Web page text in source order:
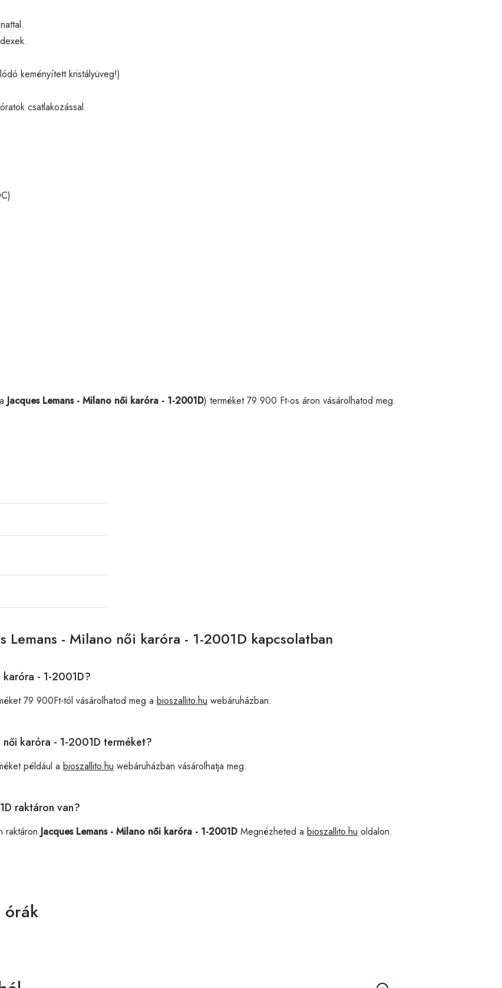
keményített kristályüveg!)
csatlakozással.
Jacques Lemans - Milano női karóra - 1-2001D) terméket 79 900 Ft-os áron vásárolhatod meg.
Lemans - Milano női karóra - 1-2001D kapcsolatban
karóra - 1-2001D?
79 900Ft-tól vásárolhatod meg a bioszallito.hu webáruházban.
női karóra - 1-2001D terméket?
például a bioszallito.hu webáruházban vásárolhatja meg.
raktáron van?
raktáron Jacques Lemans - Milano női karóra - 1-2001D Megnézheted a bioszallito.hu oldalon.
órák